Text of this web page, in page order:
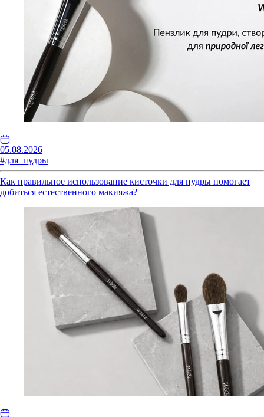
05.08.2026
#для_пудры
Как правильное использование кисточки для пудры помогает
добиться естественного макияжа?